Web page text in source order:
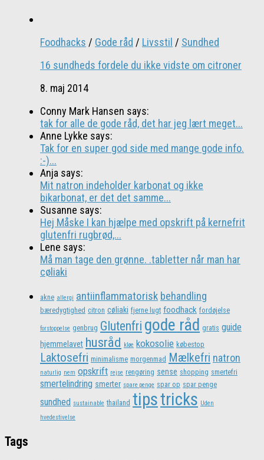
Foodhacks / Gode råd / Livsstil / Sundhed
16 sundheds fordele du ikke vidste om citroner
8. maj 2014
Conny Mark Hansen says:
tak for alle de gode råd, det har jeg lært meget...
Anne Lykke says:
Tak for en super god side med mange gode info.
:-)...
Anja says:
Mit natron indeholder karbonat og ikke
bikarbonat, er det det samme...
Susanne says:
Hej Måske I kan hjælpe med opskrift på kernefrit
glutenfri rugbrød,...
Lene says:
Må man tage den grønne. .tabletter når man har
cøliaki
akne allergi antiinflammatorisk behandling
bæredygtighed citron cøliaki fjerne lugt foodhack fordøjelse
forstoppelse genbrug Glutenfri gode råd gratis guide
hjemmelavet husråd kløe kokosolie købestop
Laktosefri minimalisme morgenmad Mælkefri natron
naturlig nem opskrift rejse rengøring sense shopping smertefri
smertelindring smerter spare penge spar op spar penge
sundhed sustainable thailand tipstricks Uden
hvedestivelse
Tags